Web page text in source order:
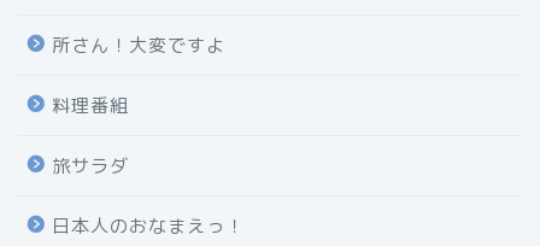
所さん！大変ですよ
料理番組
旅サラダ
日本人のおなまえっ！